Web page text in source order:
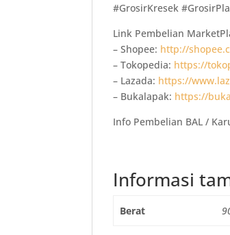
#GrosirKresek
Link Pembelian
– Shopee: http://
– Tokopedia: https://
– Lazada: https://
– Bukalapak: https://
Info Pembelian BAL /
Informasi
Berat